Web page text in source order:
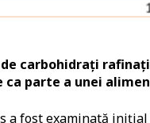
carbohidrați
parte a unei
a fost examinată